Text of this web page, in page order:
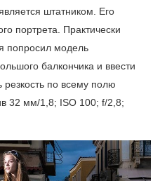
штатником. Его
портрета. Практически
попросил модель
балкончика и ввести
резкость по всему полю
32 мм/1,8; ISO 100; f/2,8;